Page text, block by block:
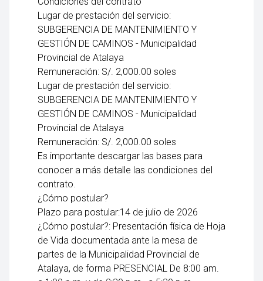
Lugar de prestación del servicio:
SUBGERENCIA DE MANTENIMIENTO Y
GESTIÓN DE CAMINOS - Municipalidad
Provincial de Atalaya
Remuneración: S/. 2,000.00 soles
Lugar de prestación del servicio:
SUBGERENCIA DE MANTENIMIENTO Y
GESTIÓN DE CAMINOS - Municipalidad
Provincial de Atalaya
Remuneración: S/. 2,000.00 soles
Es importante descargar las bases para
conocer a más detalle las condiciones del
contrato.
¿Cómo postular?
Plazo para postular:14 de julio de 2026
¿Cómo postular?: Presentación física de Hoja
de Vida documentada ante la mesa de
partes de la Municipalidad Provincial de
Atalaya, de forma PRESENCIAL De 8:00 am.